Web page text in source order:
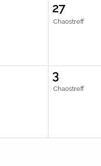
27
Chaostreff
3
Chaostreff